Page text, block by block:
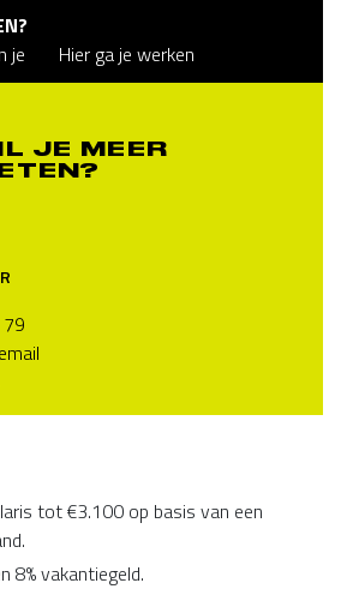
je Hier ga je werken
JE MEER
tot €3.100 op basis van een
8% vakantiegeld.